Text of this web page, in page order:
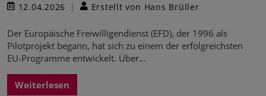
12.04.2026 Erstellt von Hans Brüller
Der Europäische Freiwilligendienst (EFD), der 1996 als
Pilotprojekt begann, hat sich zu einem der erfolgreichsten
EU-Programme entwickelt. Über…
Weiterlesen